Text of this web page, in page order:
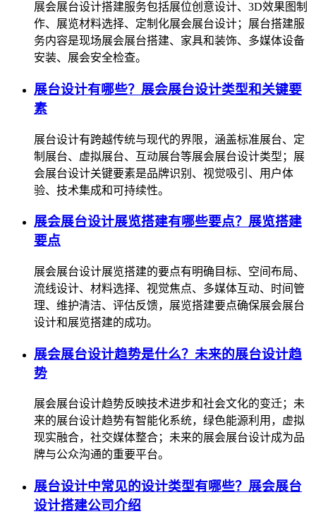
展会展台设计搭建服务包括展位创意设计、3D效果图制
作、展览材料选择、定制化展会展台设计；展台搭建服
务内容是现场展会展台搭建、家具和装饰、多媒体设备
安装、展会安全检查。
展台设计有哪些？展会展台设计类型和关键要
素
展台设计有跨越传统与现代的界限，涵盖标准展台、定
制展台、虚拟展台、互动展台等展会展台设计类型；展
会展台设计关键要素是品牌识别、视觉吸引、用户体
验、技术集成和可持续性。
展会展台设计展览搭建有哪些要点？展览搭建
要点
展会展台设计展览搭建的要点有明确目标、空间布局、
流线设计、材料选择、视觉焦点、多媒体互动、时间管
理、维护清洁、评估反馈，展览搭建要点确保展会展台
设计和展览搭建的成功。
展会展台设计趋势是什么？未来的展台设计趋
势
展会展台设计趋势反映技术进步和社会文化的变迁；未
来的展台设计趋势有智能化系统，绿色能源利用，虚拟
现实融合，社交媒体整合；未来的展会展台设计成为品
牌与公众沟通的重要平台。
展台设计中常见的设计类型有哪些？展会展台
设计搭建公司介绍